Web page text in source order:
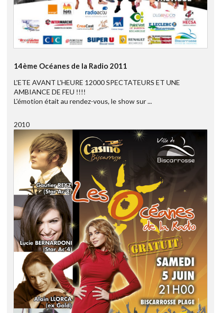
14ème Océanes de la Radio 2011
L'ETE AVANT L'HEURE 12000 SPECTATEURS ET UNE
AMBIANCE DE FEU !!!!
L'émotion était au rendez-vous, le show sur ...
2010